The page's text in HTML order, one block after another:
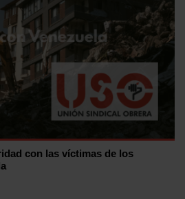
con las víctimas de los